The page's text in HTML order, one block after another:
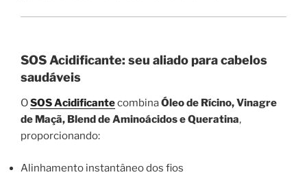
SOS Acidificante: seu aliado para cabelos
saudáveis
OSOS AcidificantecombinaÓleo de Rícino, Vinagre
de Maçã, Blend de Aminoácidos e Queratina,
proporcionando:
Alinhamento instantâneo dos fios